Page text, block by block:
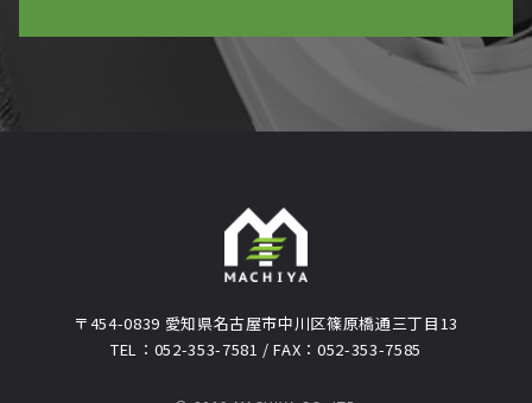
〒454-0839 愛知県名古屋市中川区篠原橋通三丁目13
TEL：052-353-7581 / FAX：052-353-7585